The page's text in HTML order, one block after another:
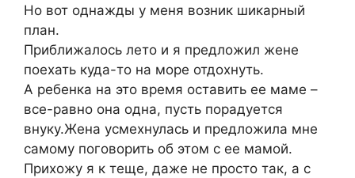
Но вот однажды у меня возник шикарный
план.
Приближалось лето и я предложил жене
поехать куда-то на море отдохнуть.
А ребенка на это время оставить ее маме –
все-равно она одна, пусть порадуется
внуку.Жена усмехнулась и предложила мне
самому поговорить об этом с ее мамой.
Прихожу я к теще, даже не просто так, а с